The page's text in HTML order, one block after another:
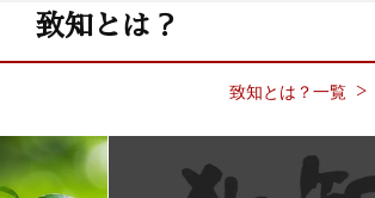
致知とは？
致知とは？一覧